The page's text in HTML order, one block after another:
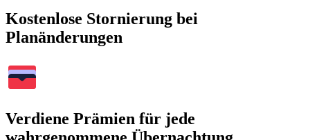
Kostenlose Stornierung bei
Planänderungen
Verdiene Prämien für jede